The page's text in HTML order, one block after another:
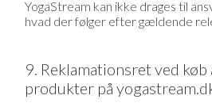
YogaStream kan ikke drages til
hvad der følger efter gældende
9. Reklamationsret ved køb
produkter på